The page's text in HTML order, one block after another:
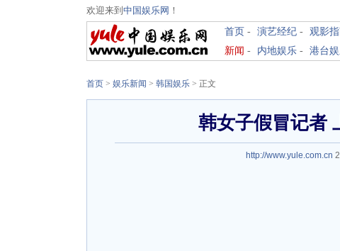
欢迎来到 中国娱乐网 ！
首页 - 演艺经纪 - 观影
新闻 - 内地娱乐 - 港台
首页 > 娱乐新闻 > 韩国娱乐 > 正文
韩女子假冒记者
http://www.yule.com.cn